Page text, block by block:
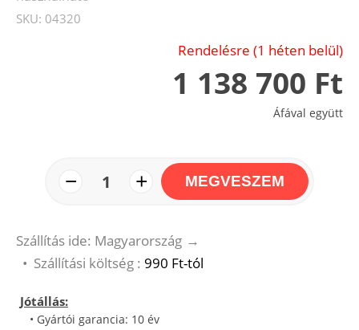
SKU: 04320
Rendelésre (1 héten belül)
1 138 700 Ft
Áfával együtt
− 1 + MEGVESZEM
Szállítás ide: Magyarország →
• Szállítási költség : 990 Ft-tól
Jótállás:
• Gyártói garancia: 10 év